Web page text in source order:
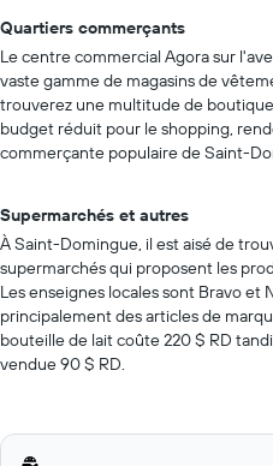
Quartiers commerçants
Le centre commercial Agora sur
vaste gamme de magasins de
trouverez une multitude de
budget réduit pour le shopping,
commerçante populaire de Saint-
Supermarchés et autres
À Saint-Domingue, il est aisé de
supermarchés qui proposent les
Les enseignes locales sont Bravo et
principalement des articles de
bouteille de lait coûte 220 $ RD
vendue 90 $ RD.